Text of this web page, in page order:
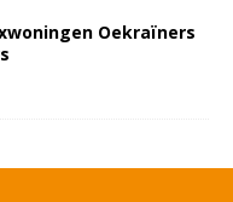
Oekraïners